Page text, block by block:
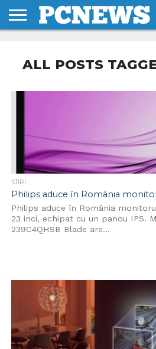
NOI
SI
CONDITII
ALL POSTS
STIRI
Philips aduce în România
Philips aduce în România
23 inci, echipat cu un panou IPS.
239C4QHSB Blade are...